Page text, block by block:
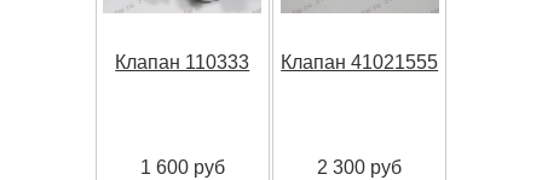
Клапан 110333
1 600 руб
Клапан 41021555
2 300 руб